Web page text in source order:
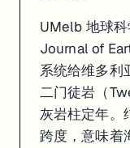
UMelb 地球
Journal of
系统给维多利
二门徒岩（
灰岩柱定年。
跨度，意味着